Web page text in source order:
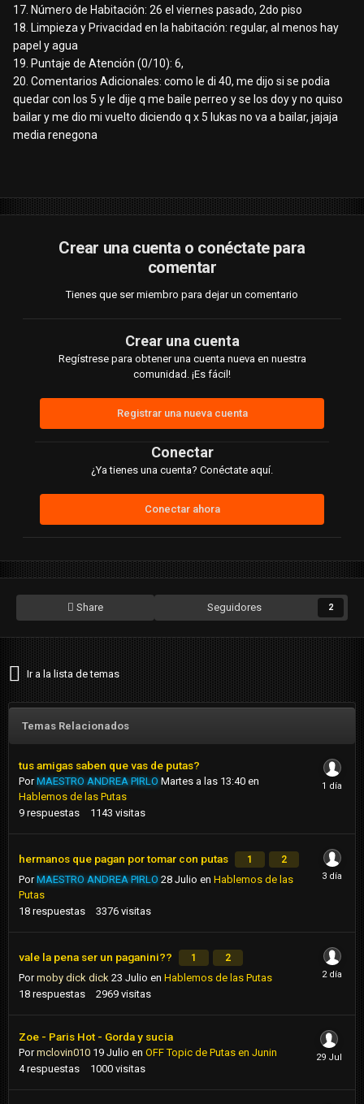
17. Número de Habitación: 26 el viernes pasado, 2do piso
18. Limpieza y Privacidad en la habitación: regular, al menos hay
papel y agua
19. Puntaje de Atención (0/10): 6,
20. Comentarios Adicionales: como le di 40, me dijo si se podia
quedar con los 5 y le dije q me baile perreo y se los doy y no quiso
bailar y me dio mi vuelto diciendo q x 5 lukas no va a bailar, jajaja
media renegona
Crear una cuenta o conéctate para
comentar
Tienes que ser miembro para dejar un comentario
Crear una cuenta
Regístrese para obtener una cuenta nueva en nuestra
comunidad. ¡Es fácil!
Registrar una nueva cuenta
Conectar
¿Ya tienes una cuenta? Conéctate aquí.
Conectar ahora
Share Seguidores 2
Ir a la lista de temas
Temas Relacionados
tus amigas saben que vas de putas?
PorMAESTRO ANDREA PIRLO Martes a las 13:40 en
Hablemos de las Putas
9 respuestas 1143 visitas
hermanos que pagan por tomar con putas 1 2
PorMAESTRO ANDREA PIRLO 28 Julio en Hablemos de las
Putas
18 respuestas 3376 visitas
vale la pena ser un paganini?? 1 2
Pormoby dick dick 23 Julio en Hablemos de las Putas
18 respuestas 2969 visitas
Zoe - Paris Hot - Gorda y sucia
Pormclovin010 19 Julio en OFF Topic de Putas en Junin
4 respuestas 1000 visitas